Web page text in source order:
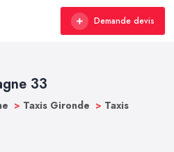
Demande devis
33
> Taxis Gironde > Taxis